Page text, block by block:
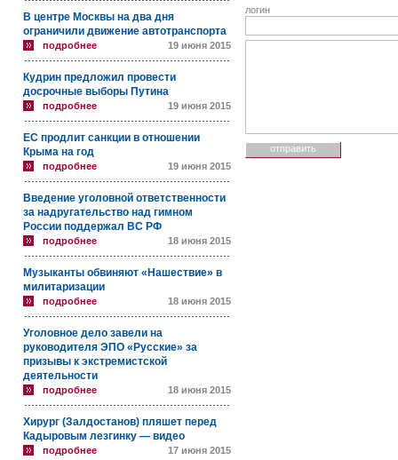
В центре Москвы на два дня
ограничили движение автотранспорта
подробнее 19 июня 2015
Кудрин предложил провести
досрочные выборы Путина
подробнее 19 июня 2015
ЕС продлит санкции в отношении
Крыма на год
подробнее 19 июня 2015
Введение уголовной ответственности
за надругательство над гимном
России поддержал ВС РФ
подробнее 18 июня 2015
Музыканты обвиняют «Нашествие» в
милитаризации
подробнее 18 июня 2015
Уголовное дело завели на
руководителя ЭПО «Русские» за
призывы к экстремистской
деятельности
подробнее 18 июня 2015
Хирург (Залдостанов) пляшет перед
Кадыровым лезгинку — видео
подробнее 17 июня 2015
логин